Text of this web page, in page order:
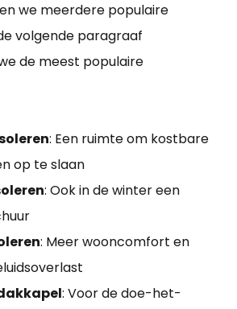
we meerdere populaire
volgende paragraaf
de meest populaire
: Een ruimte om kostbare
op te slaan
: Ook in de winter een
: Meer wooncomfort en
: Voor de doe-het-